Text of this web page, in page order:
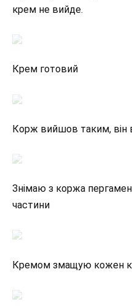
крем не вийде.
Крем готовий
Корж вийшов таким, він
Знімаю з коржа
частини
Кремом змащую кожен